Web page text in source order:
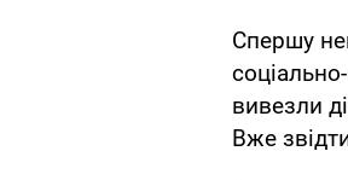
Спершу
вивезли
Вже